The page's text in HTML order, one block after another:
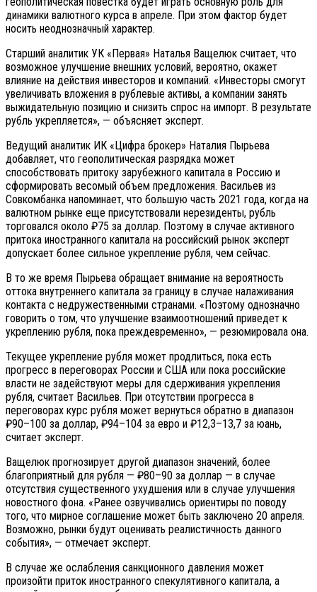
динамики валютного курса в апреле. При этом фактор будет
носить неоднозначный характер.
Cтарший аналитик УК «Первая» Наталья Ващелюк считает, что
возможное улучшение внешних условий, вероятно, окажет
влияние на действия инвесторов и компаний. «Инвесторы смогут
увеличивать вложения в рублевые активы, а компании занять
выжидательную позицию и снизить спрос на импорт. В результате
рубль укрепляется», — объясняет эксперт.
Ведущий аналитик ИК «Цифра брокер» Наталия Пырьева
добавляет, что геополитическая разрядка может
способствовать притоку зарубежного капитала в Россию и
сформировать весомый объем предложения. Васильев из
Совкомбанка напоминает, что большую часть 2021 года, когда на
валютном рынке еще присутствовали нерезиденты, рубль
торговался около ₽75 за доллар. Поэтому в случае активного
притока иностранного капитала на российский рынок эксперт
допускает более сильное укрепление рубля, чем сейчас.
В то же время Пырьева обращает внимание на вероятность
оттока внутреннего капитала за границу в случае налаживания
контакта с недружественными странами. «Поэтому однозначно
говорить о том, что улучшение взаимоотношений приведет к
укреплению рубля, пока преждевременно», — резюмировала она.
Текущее укрепление рубля может продлиться, пока есть
прогресс в переговорах России и США или пока российские
власти не задействуют меры для сдерживания укрепления
рубля, считает Васильев. При отсутствии прогресса в
переговорах курс рубля может вернуться обратно в диапазон
₽90–100 за доллар, ₽94–104 за евро и ₽12,3–13,7 за юань,
считает эксперт.
Ващелюк прогнозирует другой диапазон значений, более
благоприятный для рубля — ₽80–90 за доллар — в случае
отсутствия существенного ухудшения или в случае улучшения
новостного фона. «Ранее озвучивались ориентиры по поводу
того, что мирное соглашение может быть заключено 20 апреля.
Возможно, рынки будут оценивать реалистичность данного
события», — отмечает эксперт.
В случае же ослабления санкционного давления может
произойти приток иностранного спекулятивного капитала, а